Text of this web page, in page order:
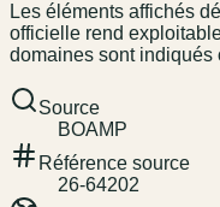
Les éléments affichés
officielle rend
domaines sont indiqués
Source
BOAMP
Référence source
26-64202